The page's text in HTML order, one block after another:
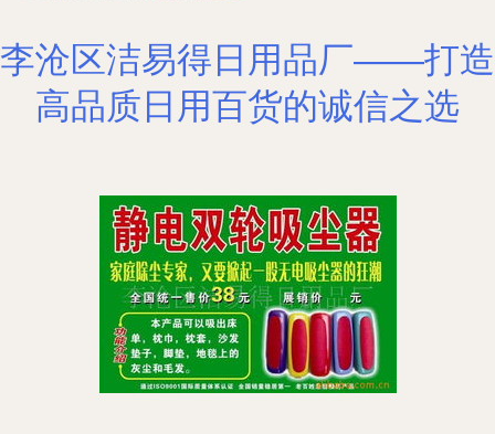
李沧区洁易得日用品厂——打造
高品质日用百货的诚信之选